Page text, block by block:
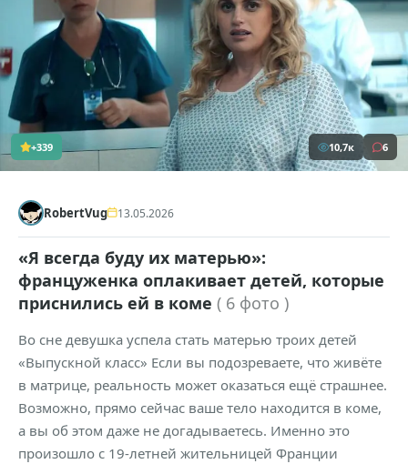
+339 10,7к 6
RobertVug 13.05.2026
«Я всегда буду их матерью»:
француженка оплакивает детей, которые
приснились ей в коме ( 6 фото )
Во сне девушка успела стать матерью троих детей
«Выпускной класс» Если вы подозреваете, что живёте
в матрице, реальность может оказаться ещё страшнее.
Возможно, прямо сейчас ваше тело находится в коме,
а вы об этом даже не догадываетесь. Именно это
произошло с 19-летней жительницей Франции